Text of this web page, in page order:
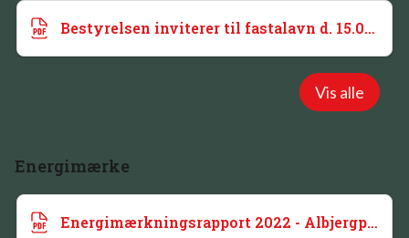
Bestyrelsen inviterer til fastalavn d. 15.02.2026
Vis alle
Energimærke
Energimærkningsrapport 2022 - Albjergparken - 4